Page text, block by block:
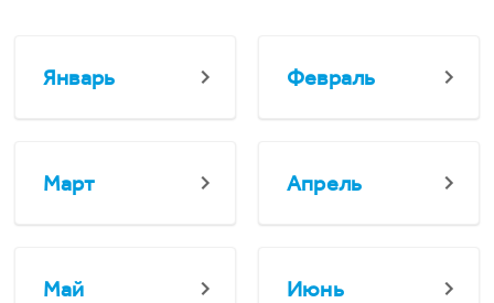
Январь Февраль
Март Апрель
Май Июнь